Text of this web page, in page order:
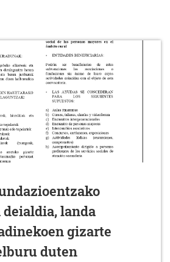
landa
gizarte
duten